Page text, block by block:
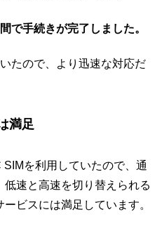
で手続きが完了しました。
たので、より迅速な対応だ
満足
を利用していたので、通
速と高速を切り替えられる
ビスには満足しています。